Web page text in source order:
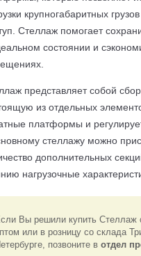
крупногабаритных
Стеллаж помогает
состоянии и
представляет собой
из отдельных
платформы и
стеллажу можно
дополнительных
нагрузочные
Вы решили купить
или в розницу со склада
позвоните в отдел